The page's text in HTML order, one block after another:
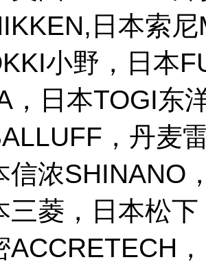
日本索
小野，日本
，日本TOGI东
，丹麦
信浓SHINANO
三菱，日本松
ACCRETECH